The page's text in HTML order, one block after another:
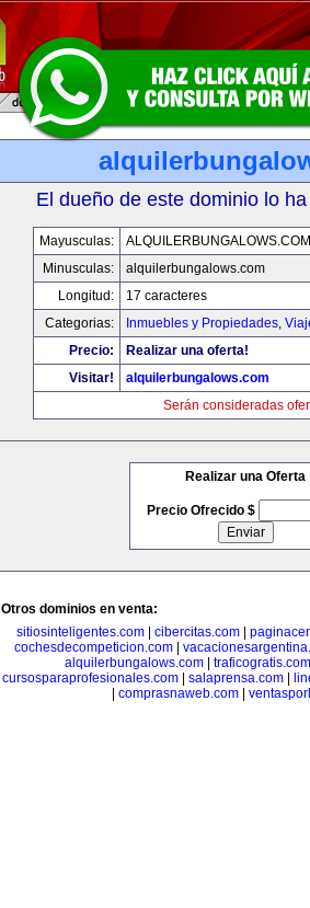
El dueño de este dominio lo
Mayusculas:
ALQUILERBUNGALOWS.COM
Minusculas:
alquilerbungalows.com
Longitud:
17 caracteres
Categorias:
Inmuebles y Propiedades,
Precio:
Realizar una oferta!
Visitar!
alquilerbungalows.com
Serán consideradas
Realizar una Oferta
Precio Ofrecido $
Otros dominios en venta:
sitiosinteligentes.com
cibercitas.com
cochesdecompeticion.com
alquilerbungalows.com| traficogratis.com
cursosparaprofesionales.com
salaprensa.com
comprasnaweb.com